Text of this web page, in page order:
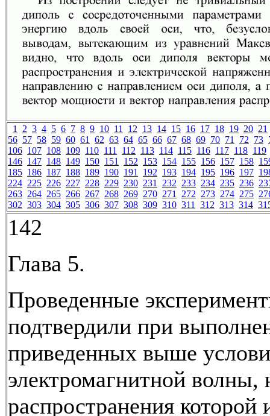
1 2 3 4 5 6 7 8 9 10 11 12 13 14 15 16 17 18 19 20 21
56 57 58 59 60 61 62 63 64 65 66 67 68 69 70 71 72 73
106 107 108 109 110 111 112 113 114 115 116 117 118 119
146 147 148 149 150 151 152 153 154 155 156 157 158
185 186 187 188 189 190 191 192 193 194 195 196 197
224 225 226 227 228 229 230 231 232 233 234 235 236
263 264 265 266 267 268 269 270 271 272 273 274 275
302 303 304 305 306 307 308 309 310 311 312 313 314
142
Глава 5.
Проведенные
подтвердили при
приведенных выше
электромагнитной волны,
распространения которой